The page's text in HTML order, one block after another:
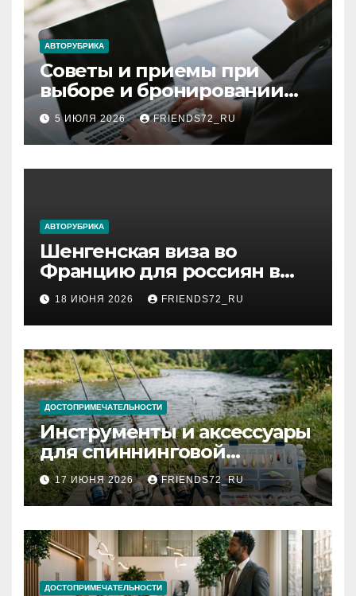
АВТОРУБРИКА
Советы и приемы при
выборе и бронировании
авиабилетов
5 ИЮЛЯ 2026 FRIENDS72_RU
АВТОРУБРИКА
Шенгенская виза во
Францию для россиян в
2026 году: сроки от 3 дней
и список необходимых
документов
18 ИЮНЯ 2026 FRIENDS72_RU
ДОСТОПРИМЕЧАТЕЛЬНОСТИ
Инструменты и аксессуары
для спиннинговой
рыбалки: назначение и
типы
17 ИЮНЯ 2026 FRIENDS72_RU
ДОСТОПРИМЕЧАТЕЛЬНОСТИ